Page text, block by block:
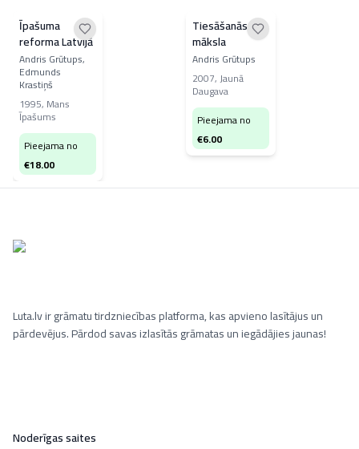
Īpašuma
reforma Latvijā
Andris Grūtups,
Edmunds
Krastiņš
1995, Mans
Īpašums
Pieejama no
€18.00
Tiesāšanās kā
māksla
Andris Grūtups
2007,Jaunā
Daugava
Pieejama no
€6.00
Luta.lv ir grāmatu tirdzniecības platforma, kas apvieno lasītājus un
pārdevējus. Pārdod savas izlasītās grāmatas un iegādājies jaunas!
Noderīgas saites